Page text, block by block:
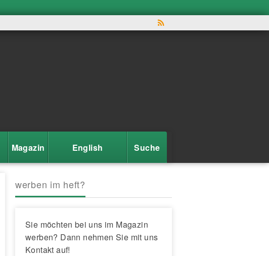
Magazin English Suche
werben im heft?
Sie möchten bei uns im Magazin
werben? Dann nehmen Sie mit uns
Kontakt auf!